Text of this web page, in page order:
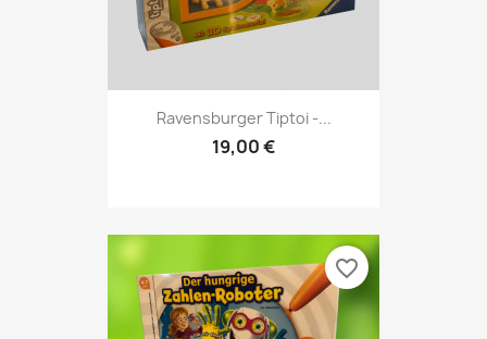
Ravensburger Tiptoi -...
19,00 €
favorite_border